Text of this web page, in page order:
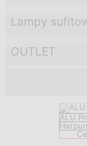
Lampy
OUTLET
ALU
Harpun